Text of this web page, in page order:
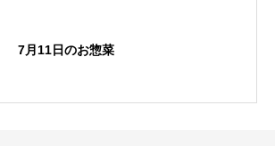
7月11日のお惣菜